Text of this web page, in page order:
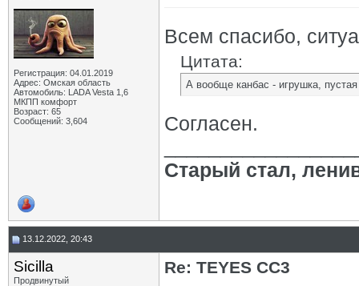
Регистрация: 04.01.2019
Адрес: Омская область
Автомобиль: LADA Vesta 1,6
МКПП комфорт
Возраст: 65
Сообщений: 3,604
Всем спасибо,
Цитата:
А вообще канбас - игрушка, пустая
Согласен.
Старый стал,
13.12.2022, 20:43
Sicilla
Продвинутый
Re: TEYES CC3